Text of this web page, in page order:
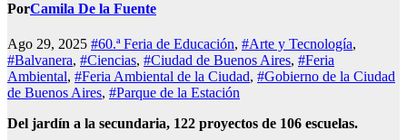
PorCamila De la Fuente
Ago 29, 2025 #60.ª Feria de Educación, #Arte y Tecnología,
#Balvanera, #Ciencias, #Ciudad de Buenos Aires, #Feria
Ambiental, #Feria Ambiental de la Ciudad, #Gobierno de la Ciudad
de Buenos Aires, #Parque de la Estación
Del jardín a la secundaria, 122 proyectos de 106 escuelas.